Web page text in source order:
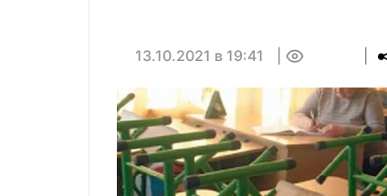
13.10.2021 в 19:41